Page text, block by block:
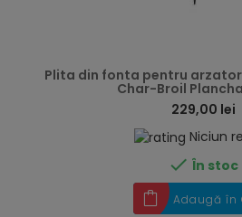
Plita din fonta pentru
Char-Broil Plancha
229,00 lei
Niciun
 În stoc
Adaugă în